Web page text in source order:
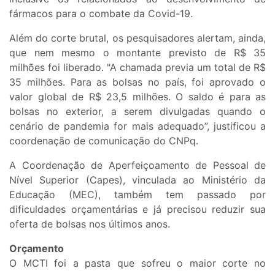
fármacos para o combate da Covid-19.
Além do corte brutal, os pesquisadores alertam, ainda,
que nem mesmo o montante previsto de R$ 35
milhões foi liberado. "A chamada previa um total de R$
35 milhões. Para as bolsas no país, foi aprovado o
valor global de R$ 23,5 milhões. O saldo é para as
bolsas no exterior, a serem divulgadas quando o
cenário de pandemia for mais adequado”, justificou a
coordenação de comunicação do CNPq.
A Coordenação de Aperfeiçoamento de Pessoal de
Nível Superior (Capes), vinculada ao Ministério da
Educação (MEC), também tem passado por
dificuldades orçamentárias e já precisou reduzir sua
oferta de bolsas nos últimos anos.
Orçamento
O MCTI foi a pasta que sofreu o maior corte no